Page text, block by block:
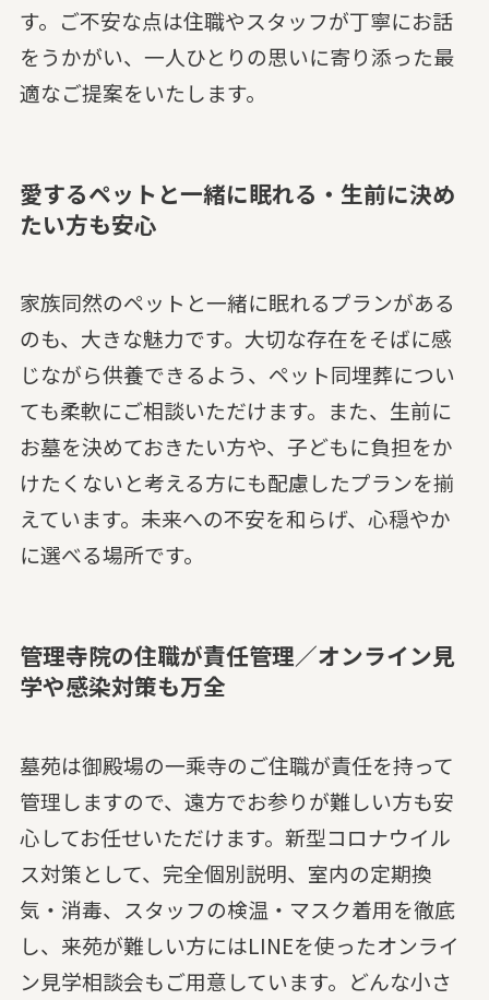
す。ご不安な点は住職やスタッフが丁寧にお話
をうかがい、一人ひとりの思いに寄り添った最
適なご提案をいたします。
愛するペットと一緒に眠れる・生前に決め
たい方も安心
家族同然のペットと一緒に眠れるプランがある
のも、大きな魅力です。大切な存在をそばに感
じながら供養できるよう、ペット同埋葬につい
ても柔軟にご相談いただけます。また、生前に
お墓を決めておきたい方や、子どもに負担をか
けたくないと考える方にも配慮したプランを揃
えています。未来への不安を和らげ、心穏やか
に選べる場所です。
管理寺院の住職が責任管理／オンライン見
学や感染対策も万全
墓苑は御殿場の一乘寺のご住職が責任を持って
管理しますので、遠方でお参りが難しい方も安
心してお任せいただけます。新型コロナウイル
ス対策として、完全個別説明、室内の定期換
気・消毒、スタッフの検温・マスク着用を徹底
し、来苑が難しい方にはLINEを使ったオンライ
ン見学相談会もご用意しています。どんな小さ